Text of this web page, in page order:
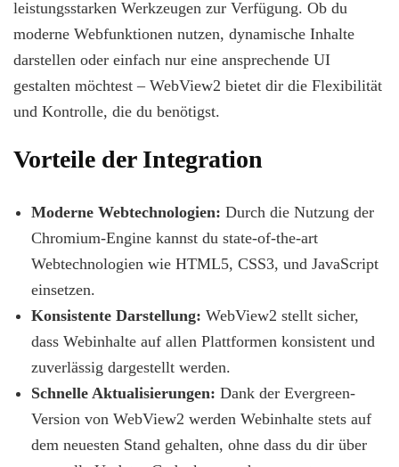
leistungsstarken Werkzeugen zur Verfügung. Ob du
moderne Webfunktionen nutzen, dynamische Inhalte
darstellen oder einfach nur eine ansprechende UI
gestalten möchtest – WebView2 bietet dir die Flexibilität
und Kontrolle, die du benötigst.
Vorteile der Integration
Moderne Webtechnologien: Durch die Nutzung der
Chromium-Engine kannst du state-of-the-art
Webtechnologien wie HTML5, CSS3, und JavaScript
einsetzen.
Konsistente Darstellung: WebView2 stellt sicher,
dass Webinhalte auf allen Plattformen konsistent und
zuverlässig dargestellt werden.
Schnelle Aktualisierungen: Dank der Evergreen-
Version von WebView2 werden Webinhalte stets auf
dem neuesten Stand gehalten, ohne dass du dir über